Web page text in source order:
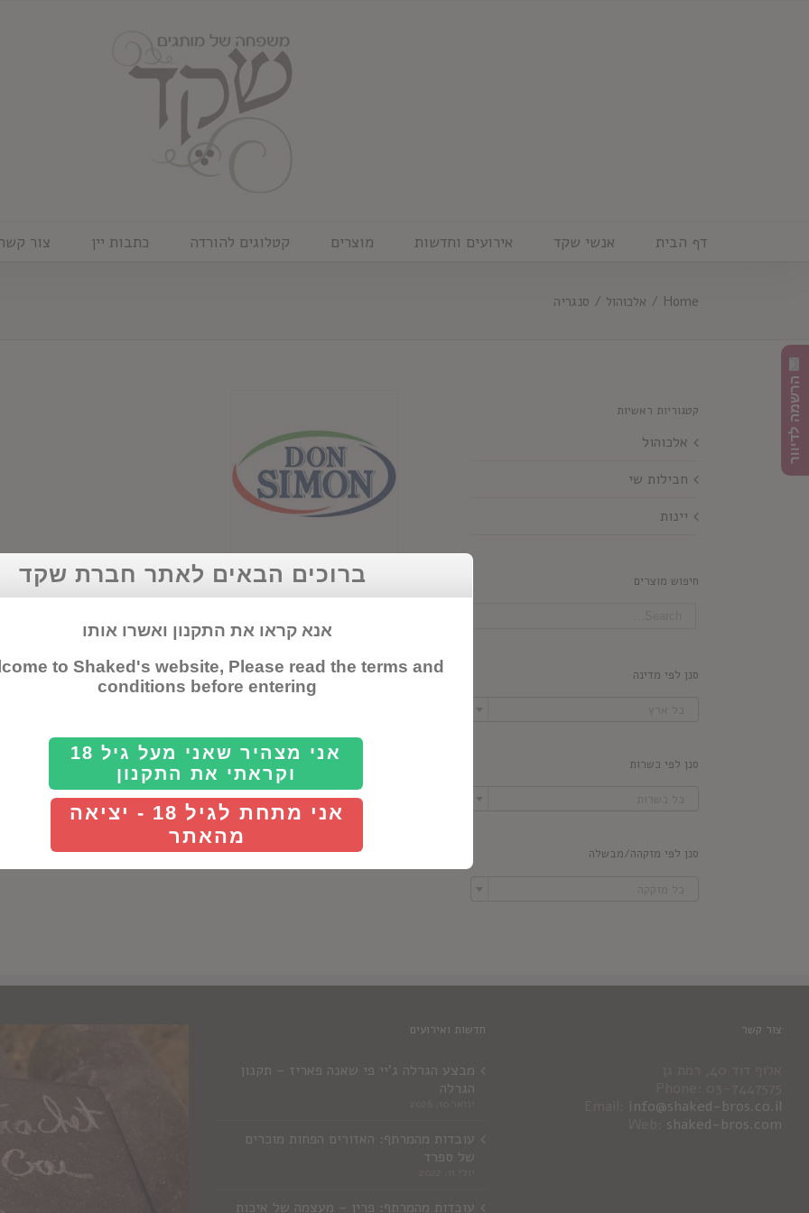
דף הבית אנשי שקד אירועים וחדשות מוצרים קטלוגים להורדה כתבות יין צור
Home
/ אלכוהול / סנגריה
סנגריה דון סימון
קטגוריות ראשיות
אלכוהול
חבילות שי
יינות
חיפוש מוצרים
סנן לפי מדינה
סנן לפי כשרות
סנן לפי מזקהה/מבשלה
צור קשר
info@shaked-bros.co.il
shaked-bros.com
חדשות ואירועים
מבצע הגרלה ג'יי פי שאנה פאריז – תקנון
הגרלה
עובדות מהמרתף: האזורים הפחות מוכרים
של ספרד
עובדות מהמרתף: פרין – מעצמה של איכות
הרשמה לדיוור
ברוכים הבאים לאתר חברת שקד
אנא קראו את התקנון ואשרו אותו
to Shaked's website, Please read the terms and
conditions before entering
אני מצהיר שאני מעל גיל 18
וקראתי את התקנון
אני מתחת לגיל 18 - יציאה
מהאתר